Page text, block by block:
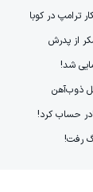
ترامپ در کوبا
از پدرش
شد!
ذوب‌آهن
حساب کرد!
رفت!